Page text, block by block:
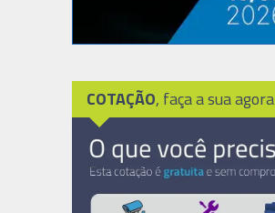
COTAÇÃO, faça a sua agora